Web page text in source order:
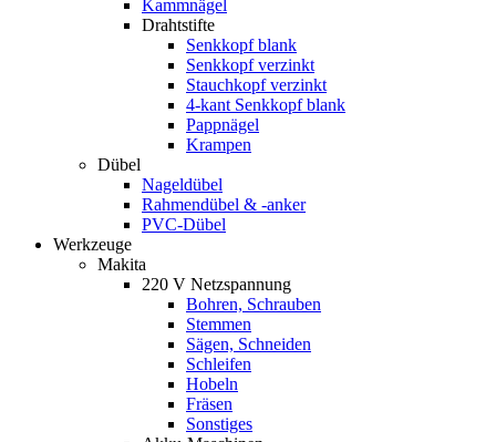
Kammnägel
Drahtstifte
Senkkopf blank
Senkkopf verzinkt
Stauchkopf verzinkt
4-kant Senkkopf blank
Pappnägel
Krampen
Dübel
Nageldübel
Rahmendübel & -anker
PVC-Dübel
Werkzeuge
Makita
220 V Netzspannung
Bohren, Schrauben
Stemmen
Sägen, Schneiden
Schleifen
Hobeln
Fräsen
Sonstiges